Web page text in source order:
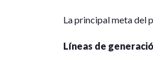
La principal meta del
Líneas de